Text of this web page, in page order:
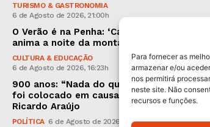
Para fornecer as
armazenar e/ou
nos permitirá
neste site. Não
recursos e funções.
TURISMO & GASTRONOMIA
6 de Agosto de 2026, 21:00h
O Verão é na Penha: ‘Captain Boy’
anima a noite da montanha
CULTURA & EDUCAÇÃO
6 de Agosto de 2026, 16:23h
900 anos: “Nada do que vinha de trás
foi colocado em causa”, garante
Ricardo Araújo
POLÍTICA 6 de Agosto de 2026, 13:03h